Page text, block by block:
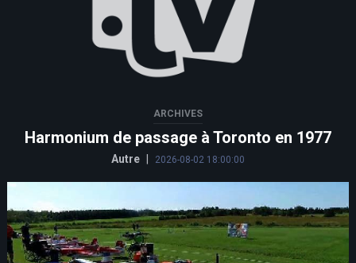
ARCHIVES
Harmonium de passage à Toronto en 1977
Autre 2026-08-02 18:00:00